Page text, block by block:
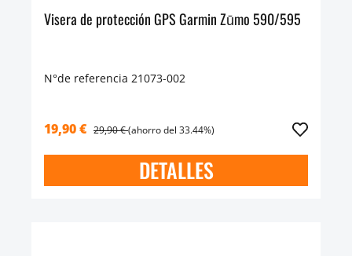
Visera de protección GPS Garmin Zūmo 590/595
N°de referencia 21073-002
19,90 € 29,90 €(ahorro del 33.44%)
DETALLES